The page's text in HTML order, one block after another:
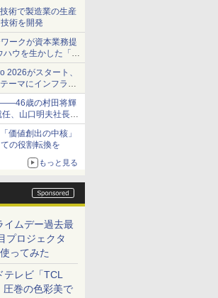
術で製造業の生産
術を開発
ークが資本業務提
ウを生かした「AI
へ
2026がスタート、
ーマにインフラ運
――46歳の村田将輝
、山口明夫社長は
価値創出の中核」
の役割転換を
もっと見る
イムデー過去最
プロジェクタ
ってみた
レビ「TCL
圧巻の色彩美で